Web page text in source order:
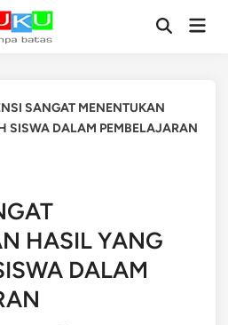
OpenMain
SANGAT MENENTUKAN
SISWA DALAM PEMBELAJARAN
HASIL YANG
DALAM